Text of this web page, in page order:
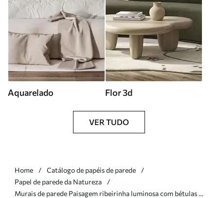
Aquarelado Flor 3d
VER TUDO
Home
Catálogo de papéis de parede
Papel de parede da Natureza
Murais de parede Paisagem ribeirinha luminosa com bétulas e